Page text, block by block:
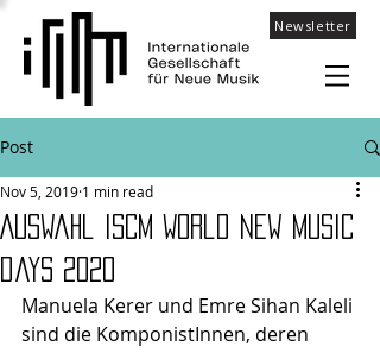
Newsletter
Post
Auswahl ISCM World New music
days 2020
Nov 5, 2019 1 min read
Manuela Kerer und Emre Sihan Kaleli
sind die KomponistInnen, deren